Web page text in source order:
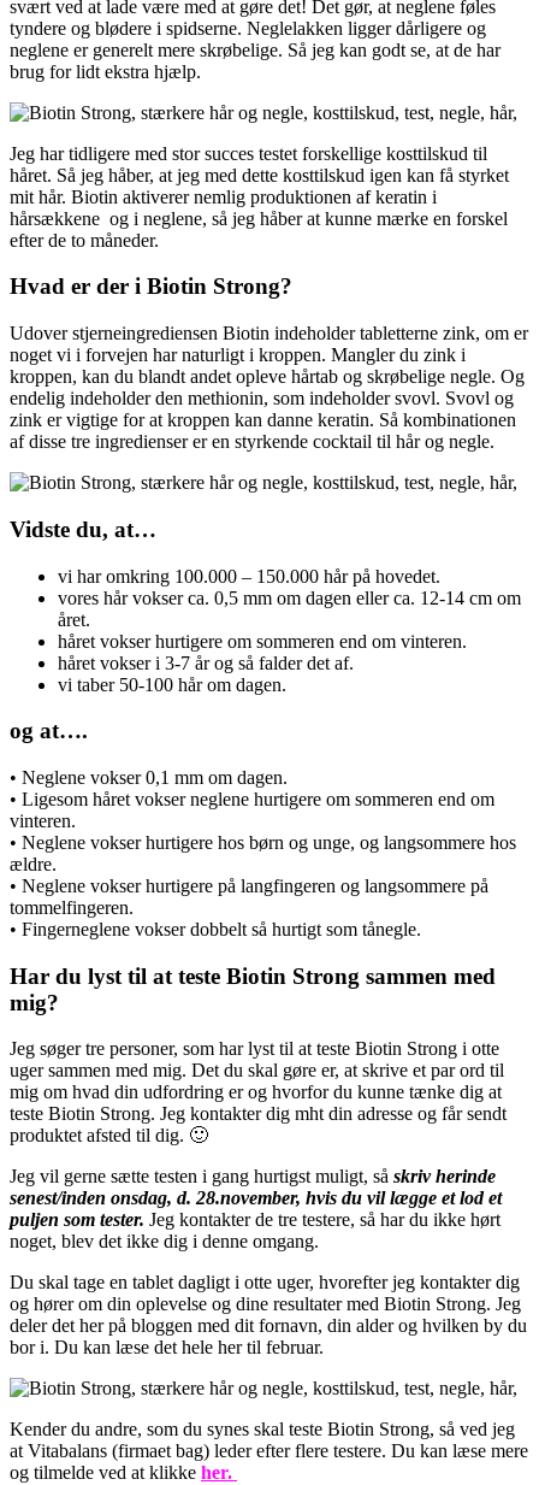
svært ved at lade være med at gøre det! Det gør, at neglene føles
tyndere og blødere i spidserne. Neglelakken ligger dårligere og
neglene er generelt mere skrøbelige. Så jeg kan godt se, at de har
brug for lidt ekstra hjælp.
Jeg har tidligere med stor succes testet forskellige kosttilskud til
håret. Så jeg håber, at jeg med dette kosttilskud igen kan få styrket
mit hår. Biotin aktiverer nemlig produktionen af keratin i
hårsækkene og i neglene, så jeg håber at kunne mærke en forskel
efter de to måneder.
Hvad er der i Biotin Strong?
Udover stjerneingrediensen Biotin indeholder tabletterne zink, om er
noget vi i forvejen har naturligt i kroppen. Mangler du zink i
kroppen, kan du blandt andet opleve hårtab og skrøbelige negle. Og
endelig indeholder den methionin, som indeholder svovl. Svovl og
zink er vigtige for at kroppen kan danne keratin. Så kombinationen
af disse tre ingredienser er en styrkende cocktail til hår og negle.
Vidste du, at…
vi har omkring 100.000 – 150.000 hår på hovedet.
vores hår vokser ca. 0,5 mm om dagen eller ca. 12-14 cm om
året.
håret vokser hurtigere om sommeren end om vinteren.
håret vokser i 3-7 år og så falder det af.
vi taber 50-100 hår om dagen.
og at….
• Neglene vokser 0,1 mm om dagen.
• Ligesom håret vokser neglene hurtigere om sommeren end om
vinteren.
• Neglene vokser hurtigere hos børn og unge, og langsommere hos
ældre.
• Neglene vokser hurtigere på langfingeren og langsommere på
tommelfingeren.
• Fingerneglene vokser dobbelt så hurtigt som tånegle.
Har du lyst til at teste Biotin Strong sammen med
mig?
Jeg søger tre personer, som har lyst til at teste Biotin Strong i otte
uger sammen med mig. Det du skal gøre er, at skrive et par ord til
mig om hvad din udfordring er og hvorfor du kunne tænke dig at
teste Biotin Strong. Jeg kontakter dig mht din adresse og får sendt
produktet afsted til dig. 🙂
Jeg vil gerne sætte testen i gang hurtigst muligt, så skriv herinde
senest/inden onsdag, d. 28.november, hvis du vil lægge et lod et
puljen som tester. Jeg kontakter de tre testere, så har du ikke hørt
noget, blev det ikke dig i denne omgang.
Du skal tage en tablet dagligt i otte uger, hvorefter jeg kontakter dig
og hører om din oplevelse og dine resultater med Biotin Strong. Jeg
deler det her på bloggen med dit fornavn, din alder og hvilken by du
bor i. Du kan læse det hele her til februar.
Kender du andre, som du synes skal teste Biotin Strong, så ved jeg
at Vitabalans (firmaet bag) leder efter flere testere. Du kan læse mere
og tilmelde ved at klikke her.